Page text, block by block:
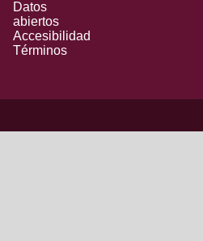
Datos
abiertos
Accesibilidad
Términos